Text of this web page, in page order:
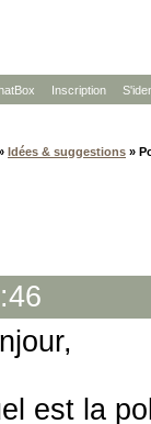
Inscription
Idées & suggestions »
est la